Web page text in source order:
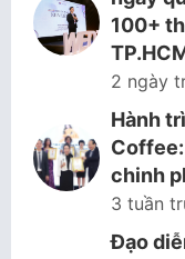
100+
2 ngày
Hành
chinh
3 tuần
Đạo